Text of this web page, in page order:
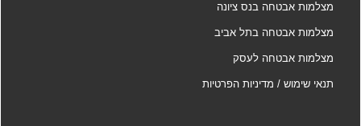
מצלמות אבטחה בנס ציונה
מצלמות אבטחה בתל אביב
מצלמות אבטחה לעסק
תנאי שימוש / מדיניות הפרטיות